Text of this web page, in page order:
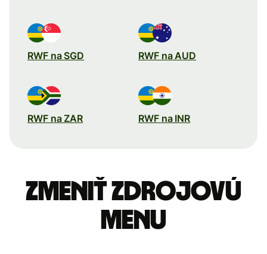
RWF na SGD RWF na AUD
RWF na ZAR RWF na INR
Zmeniť zdrojovú
menu